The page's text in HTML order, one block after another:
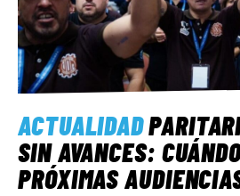
ACTUALIDAD
SIN AVANCES:
PRÓXIMAS